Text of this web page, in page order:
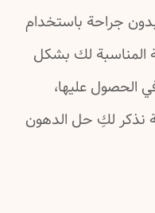
جراحة باستخدام
المناسبة لك بشكل
الحصول عليها،
نذكر لكِ حل الدهون